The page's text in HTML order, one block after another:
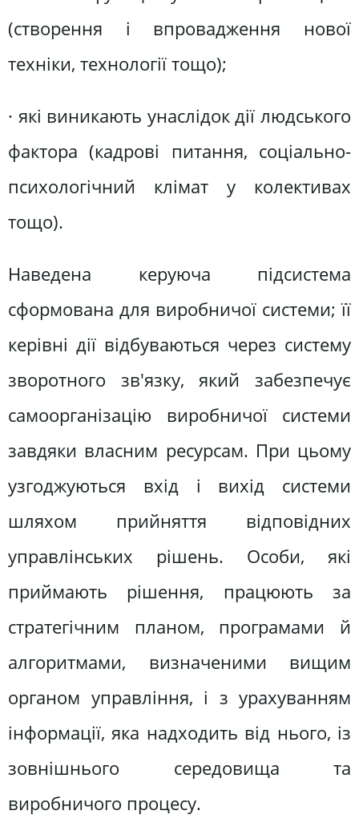
(створення і впровадження нової
техніки, технології тощо);
· які виникають унаслідок дії людського
фактора (кадрові питання, соціально-
психологічний клімат у колективах
тощо).
Наведена керуюча підсистема
сформована для виробничої системи; її
керівні дії відбуваються через систему
зворотного зв'язку, який забезпечує
самоорганізацію виробничої системи
завдяки власним ресурсам. При цьому
узгоджуються вхід і вихід системи
шляхом прийняття відповідних
управлінських рішень. Особи, які
приймають рішення, працюють за
стратегічним планом, програмами й
алгоритмами, визначеними вищим
органом управління, і з урахуванням
інформації, яка надходить від нього, із
зовнішнього середовища та
виробничого процесу.